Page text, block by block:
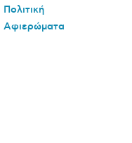
Πολιτική
Αφιερώματα